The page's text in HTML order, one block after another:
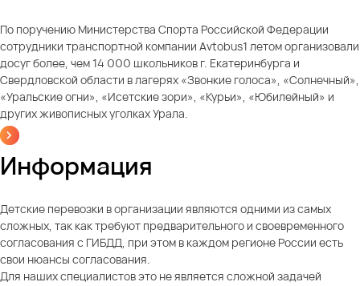
По поручению Министерства Спорта Российской Федерации
сотрудники транспортной компании Avtobus1 летом организовали
досуг более, чем 14 000 школьников г. Екатеринбурга и
Свердловской области в лагерях «Звонкие голоса», «Солнечный»,
«Уральские огни», «Исетские зори», «Курьи», «Юбилейный» и
других живописных уголках Урала.
Информация
Детские перевозки в организации являются одними из самых
сложных, так как требуют предварительного и своевременного
согласования с ГИБДД, при этом в каждом регионе России есть
свои нюансы согласования.
Для наших специалистов это не является сложной задачей